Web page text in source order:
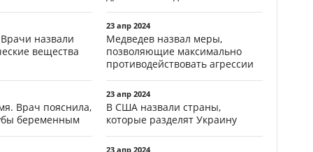
назвали
вещества
Врач пояснила,
беременным
23 апр 2024
Медведев назвал меры,
позволяющие максимально
противодействовать агрессии
23 апр 2024
В США назвали страны,
которые разделят Украину
23 апр 2024